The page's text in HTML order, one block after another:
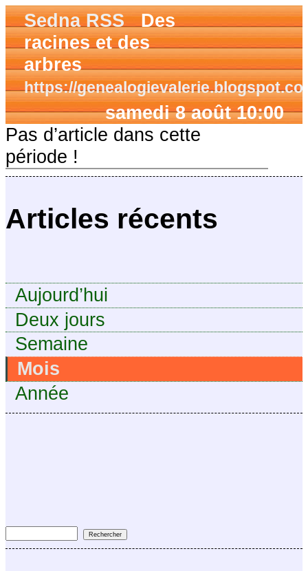
Sedna RSSDes
racines et des
arbres
https://
samedi 8 août 10:00
Articles récents
Aujourd’hui
Deux jours
Semaine
Mois
Année
Pas d’article dans cette
période !